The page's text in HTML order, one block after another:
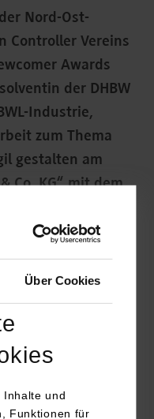
Über Cookies
Inhalte und
Funktionen für
Nord-Ost-
Controller Vereins
Awards
der DHBW
Industrie,
zum Thema
gestalten am
Co. KG“ mit dem